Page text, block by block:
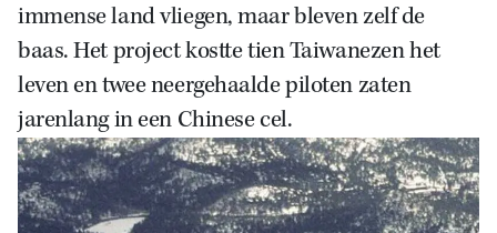
Zoek
immense land vliegen, maar bleven zelf de
baas. Het project kostte tien Taiwanezen het
leven en twee neergehaalde piloten zaten
jarenlang in een Chinese cel.